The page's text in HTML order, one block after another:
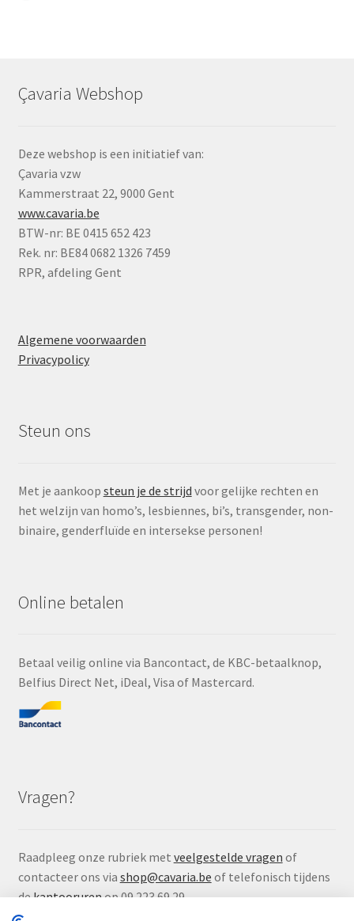
Çavaria Webshop
Deze webshop is een initiatief van:
Çavaria vzw
Kammerstraat 22, 9000 Gent
www.cavaria.be
BTW-nr: BE 0415 652 423
Rek. nr: BE84 0682 1326 7459
RPR, afdeling Gent
Algemene voorwaarden
Privacypolicy
Steun ons
Met je aankoop steun je de strijd voor gelijke rechten en
het welzijn van homo’s, lesbiennes, bi’s, transgender, non-
binaire, genderfluïde en intersekse personen!
Online betalen
Betaal veilig online via Bancontact, de KBC-betaalknop,
Belfius Direct Net, iDeal, Visa of Mastercard.
Vragen?
Raadpleeg onze rubriek met veelgestelde vragen of
contacteer ons via shop@cavaria.be of telefonisch tijdens
dekantoorurenop 09 223 69 29.